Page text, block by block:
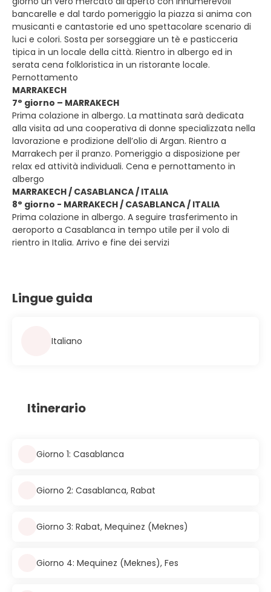
bancarelle e dal tardo pomeriggio la piazza si anima con
musicanti e cantastorie ed uno spettacolare scenario di
luci e colori. Sosta per sorseggiare un tè e pasticceria
tipica in un locale della città. Rientro in albergo ed in
serata cena folkloristica in un ristorante locale.
Pernottamento
MARRAKECH
7° giorno – MARRAKECH
Prima colazione in albergo. La mattinata sarà dedicata
alla visita ad una cooperativa di donne specializzata nella
lavorazione e prodizione dell’olio di Argan. Rientro a
Marrakech per il pranzo. Pomeriggio a disposizione per
relax ed attività individuali. Cena e pernottamento in
albergo
MARRAKECH / CASABLANCA / ITALIA
8° giorno - MARRAKECH / CASABLANCA / ITALIA
Prima colazione in albergo. A seguire trasferimento in
aeroporto a Casablanca in tempo utile per il volo di
rientro in Italia. Arrivo e fine dei servizi
Lingue guida
Italiano
Itinerario
Giorno 1: Casablanca
Giorno 2: Casablanca, Rabat
Giorno 3: Rabat, Mequinez (Meknes)
Giorno 4: Mequinez (Meknes), Fes